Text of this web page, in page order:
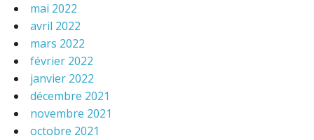
mai 2022
avril 2022
mars 2022
février 2022
janvier 2022
décembre 2021
novembre 2021
octobre 2021